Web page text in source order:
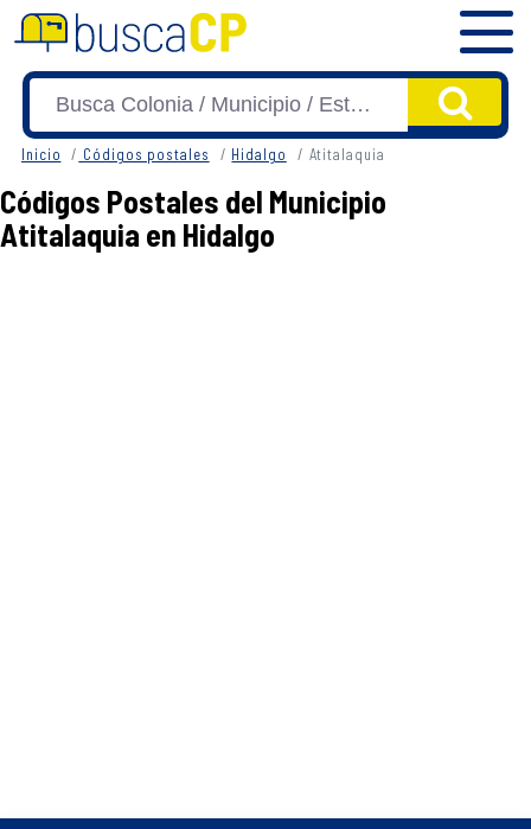
Inicio Códigos postales Hidalgo Atitalaquia
Códigos Postales del Municipio
Atitalaquia en Hidalgo